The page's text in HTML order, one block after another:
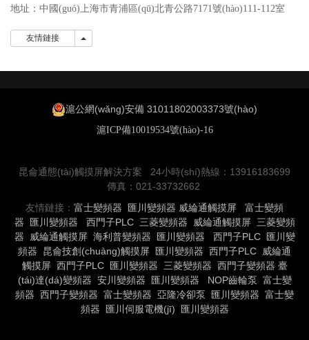
地址：中國(guó)上海市青浦區(qū)北青公路7171號(hào)111-112室
友情鏈接 友情鏈接
滬公網(wǎng)安備 31011802003373號(hào)
滬ICP備10019534號(hào)-16
昆侖通態(tài)觸摸屏解決方案 24小時(shí)熱線：13916183699
傳真：021-33732662
友情鏈接： 富士變頻器 匯川變頻器 威綸通觸摸屏
富士變頻
器
匯川變頻器 西門子PLC 三菱變頻器 威綸通觸摸屏 三菱變頻
器
威綸通觸摸屏 海利普變頻器 匯川變頻器 西門子PLC
匯川變
頻器
昆侖技創(chuàng)觸摸屏 匯川變頻器 西門子PLC 威綸通
觸摸屏 西門子PLC 匯川變頻器 三菱變頻器 西門子變頻器 臺
(tái)達(dá)變頻器 安川變頻器 匯川變頻器 NOP齒輪泵 富士變
頻器 西門子變頻器 富士變頻器 亞隆冷卻泵 匯川變頻器 富士變
頻器
匯川伺服電機(jī) 匯川變頻器